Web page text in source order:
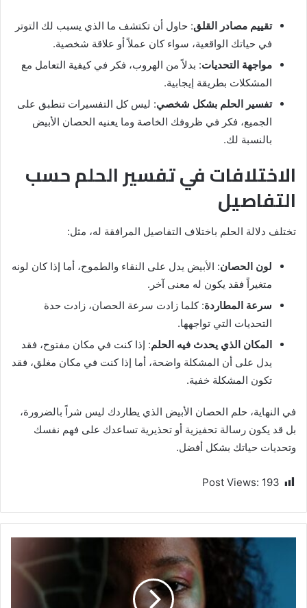
تقييم مصادر القلق: حاول أن تكتشف ما الذي يسبب لك التوتر
في حياتك الواقعية، سواء كان عملاً أو علاقة شخصية.
مواجهة التحديات: بدلاً من الهروب، فكر في كيفية التعامل مع
المشكلات بطريقة إيجابية.
تفسير الحلم بشكل شخصي: ليس كل التفسيرات تنطبق على
الجميع، فكر في ظروفك الخاصة وما يعنيه الحصان الأبيض
بالنسبة لك.
الاختلافات في تفسير الحلم حسب
التفاصيل
تختلف دلالة الحلم باختلاف التفاصيل المرافقة له، مثل:
لون الحصان: الأبيض يدل على النقاء والطموح، أما إذا كان لونه
متغيراً فقد يكون له معنى آخر.
سرعة المطاردة: كلما زادت سرعة الحصان، زادت حدة
التحديات التي تواجهها.
المكان الذي يحدث فيه الحلم: إذا كنت في مكان مفتوح، فقد
يدل على أن المشكلة واضحة، أما إذا كنت في مكان مغلق، فقد
تكون المشكلة خفية.
في النهاية، حلم الحصان الأبيض الذي يطاردك ليس شراً بالضرورة،
بل قد يكون رسالة تحفيزية أو تحذيرية تساعدك على فهم نفسك
وتحديات حياتك بشكل أفضل.
Post Views: 193